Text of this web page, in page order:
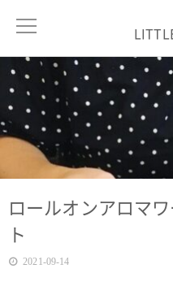
ロールオンアロマ
ト
2021-09-14